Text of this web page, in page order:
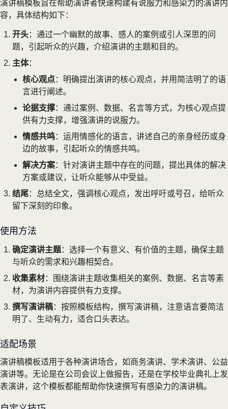
演讲稿模板旨在帮助演讲者快速构建有说服力和感染力的演讲内
容，具体结构如下：
开头：通过一个幽默的故事、感人的案例或引人深思的问
题，引起听众的兴趣，介绍演讲的主题和目的。
主体：
核心观点：明确提出演讲的核心观点，并用简洁明了的语
言进行阐述。
论据支撑：通过案例、数据、名言等方式，为核心观点提
供有力支撑，增强演讲的说服力。
情感共鸣：运用情感化的语言，讲述自己的亲身经历或身
边的故事，引起听众的情感共鸣。
解决方案：针对演讲主题中存在的问题，提出具体的解决
方案或建议，让听众能够从中受益。
结尾：总结全文，强调核心观点，发出呼吁或号召，给听众
留下深刻的印象。
使用方法
确定演讲主题：选择一个有意义、有价值的主题，确保主题
与听众的需求和兴趣相契合。
收集素材：围绕演讲主题收集相关的案例、数据、名言等素
材，为演讲内容提供有力支撑。
撰写演讲稿：按照模板结构，撰写演讲稿，注意语言要简洁
明了、生动有力，适合口头表达。
适配场景
演讲稿模板适用于各种演讲场合，如商务演讲、学术演讲、公益
演讲等。无论是在公司会议上做报告，还是在学校毕业典礼上发
表演讲，这个模板都能帮助你快速撰写有感染力的演讲稿。